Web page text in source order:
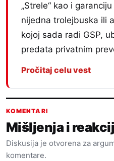
„Strele“ kao i
nijedna trolejbuska ili
kojoj sada radi GSP,
predata privatnim
Pročitaj celu vest
KOMENTARI
Mišljenja i
Diskusija je otvorena za
komentare.